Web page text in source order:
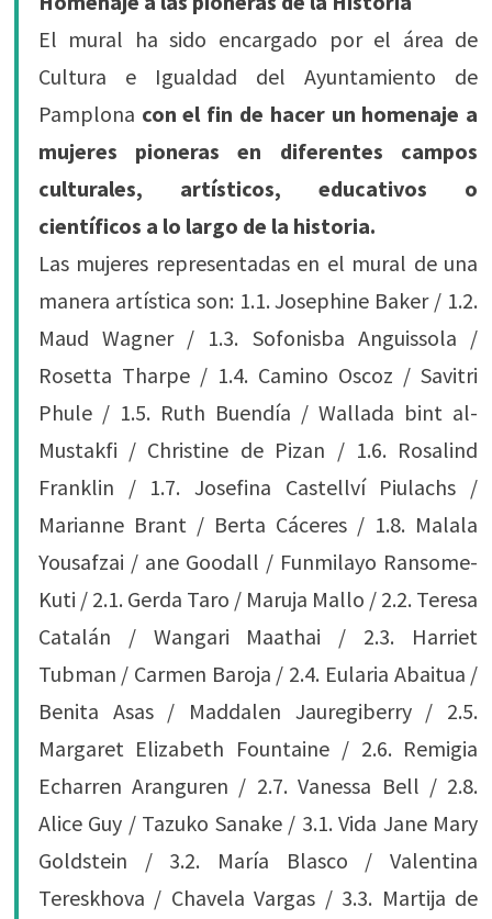
El mural ha sido encargado por el área de
Cultura e Igualdad del Ayuntamiento de
Pamplona con el fin de hacer un homenaje a
mujeres pioneras en diferentes campos
culturales, artísticos, educativos o
científicos a lo largo de la historia.
Las mujeres representadas en el mural de una
manera artística son: 1.1. Josephine Baker / 1.2.
Maud Wagner / 1.3. Sofonisba Anguissola /
Rosetta Tharpe / 1.4. Camino Oscoz / Savitri
Phule / 1.5. Ruth Buendía / Wallada bint al-
Mustakfi / Christine de Pizan / 1.6. Rosalind
Franklin / 1.7. Josefina Castellví Piulachs /
Marianne Brant / Berta Cáceres / 1.8. Malala
Yousafzai / ane Goodall / Funmilayo Ransome-
Kuti / 2.1. Gerda Taro / Maruja Mallo / 2.2. Teresa
Catalán / Wangari Maathai / 2.3. Harriet
Tubman / Carmen Baroja / 2.4. Eularia Abaitua /
Benita Asas / Maddalen Jauregiberry / 2.5.
Margaret Elizabeth Fountaine / 2.6. Remigia
Echarren Aranguren / 2.7. Vanessa Bell / 2.8.
Alice Guy / Tazuko Sanake / 3.1. Vida Jane Mary
Goldstein / 3.2. María Blasco / Valentina
Tereskhova / Chavela Vargas / 3.3. Martija de